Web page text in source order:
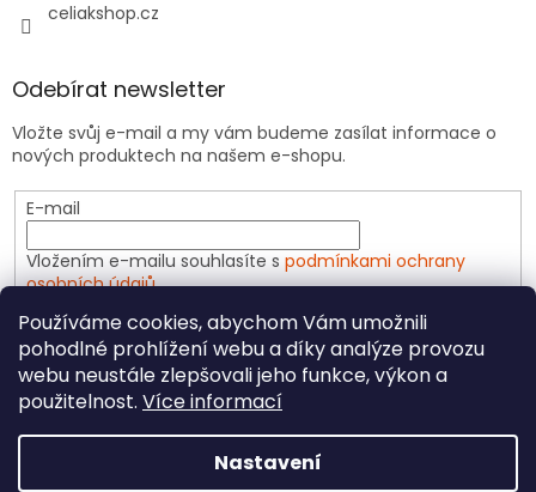
Používáme cookies, abychom Vám umožnili
pohodlné prohlížení webu a díky analýze provozu
webu neustále zlepšovali jeho funkce, výkon a
použitelnost. Více informací
Nastavení
celiakshop.cz
Odebírat newsletter
Vložte svůj e-mail a my vám budeme zasílat informace o
nových produktech na našem e-shopu.
E-mail
Vložením e-mailu souhlasíte s podmínkami ochrany
osobních údajů
PŘIHLÁSIT SE